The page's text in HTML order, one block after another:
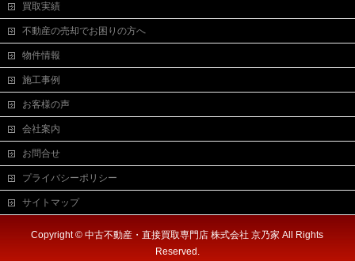
買取実績
不動産の売却でお困りの方へ
物件情報
施工事例
お客様の声
会社案内
お問合せ
プライバシーポリシー
サイトマップ
Copyright ©中古不動産・直接買取専門店 株式会社 京乃家 All Rights
Reserved.